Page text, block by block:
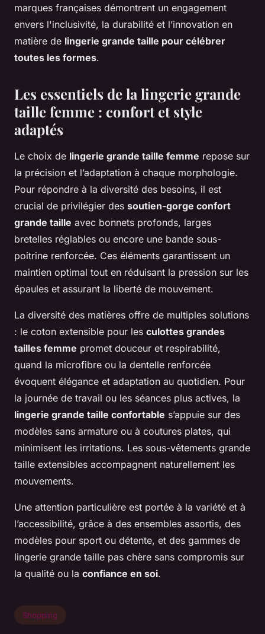
marques françaises démontrent un engagement
envers l'inclusivité, la durabilité et l’innovation en
matière de lingerie grande taille pour célébrer
toutes les formes.
Les essentiels de la lingerie grande
taille femme : confort et style
adaptés
Le choix de lingerie grande taille femme repose sur
la précision et l’adaptation à chaque morphologie.
Pour répondre à la diversité des besoins, il est
crucial de privilégier des soutien-gorge confort
grande taille avec bonnets profonds, larges
bretelles réglables ou encore une bande sous-
poitrine renforcée. Ces éléments garantissent un
maintien optimal tout en réduisant la pression sur les
épaules et assurant la liberté de mouvement.
La diversité des matières offre de multiples solutions
: le coton extensible pour les culottes grandes
tailles femme promet douceur et respirabilité,
quand la microfibre ou la dentelle renforcée
évoquent élégance et adaptation au quotidien. Pour
la journée de travail ou les séances plus actives, la
lingerie grande taille confortable s’appuie sur des
modèles sans armature ou à coutures plates, qui
minimisent les irritations. Les sous-vêtements grande
taille extensibles accompagnent naturellement les
mouvements.
Une attention particulière est portée à la variété et à
l’accessibilité, grâce à des ensembles assortis, des
modèles pour sport ou détente, et des gammes de
lingerie grande taille pas chère sans compromis sur
la qualité ou la confiance en soi.
Shopping